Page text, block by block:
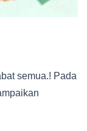
semua.! Pada